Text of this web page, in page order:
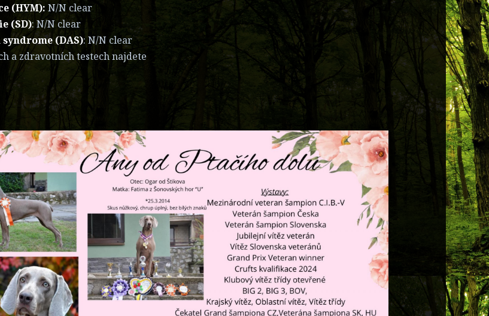
(HYM): N/N clear
(SD): N/N clear
(DAS): N/N clear
a zdravotních testech najdete